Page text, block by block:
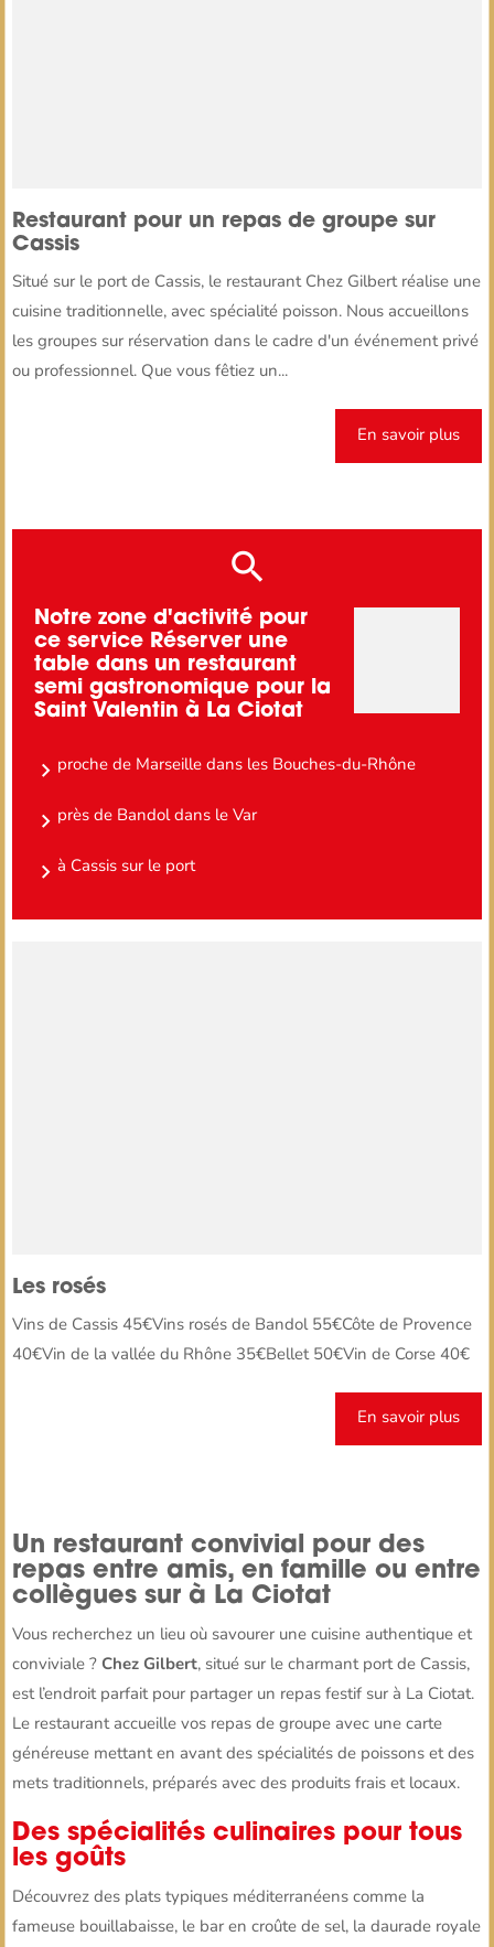
Restaurant pour un repas de groupe sur
Cassis
Situé sur le port de Cassis, le restaurant Chez Gilbert réalise une
cuisine traditionnelle, avec spécialité poisson. Nous accueillons
les groupes sur réservation dans le cadre d'un événement privé
ou professionnel. Que vous fêtiez un...
En savoir plus
Notre zone d'activité pour
ce service Réserver une
table dans un restaurant
semi gastronomique pour la
Saint Valentin à La Ciotat
proche de Marseille dans les Bouches-du-Rhône
près de Bandol dans le Var
à Cassis sur le port
Les rosés
Vins de Cassis 45€Vins rosés de Bandol 55€Côte de Provence
40€Vin de la vallée du Rhône 35€Bellet 50€Vin de Corse 40€
En savoir plus
Un restaurant convivial pour des
repas entre amis, en famille ou entre
collègues sur à La Ciotat
Vous recherchez un lieu où savourer une cuisine authentique et
conviviale ?Chez Gilbert, situé sur le charmant port de Cassis,
est l’endroit parfait pour partager un repas festif sur à La Ciotat.
Le restaurant accueille vos repas de groupe avec une carte
généreuse mettant en avant des spécialités de poissons et des
mets traditionnels, préparés avec des produits frais et locaux.
Des spécialités culinaires pour tous
les goûts
Découvrez des plats typiques méditerranéens comme la
fameuse bouillabaisse, le bar en croûte de sel, la daurade royale